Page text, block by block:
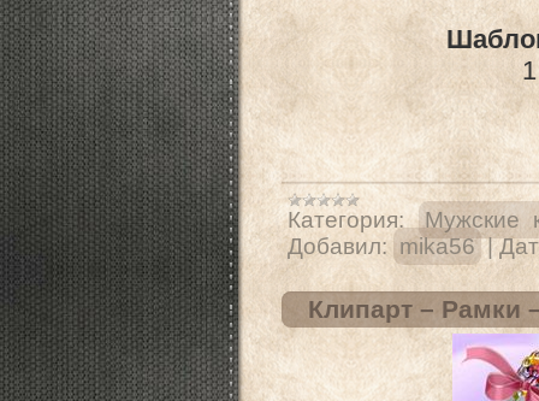
Категория:
Мужские
Добавил: mika56 |
Клипарт – Рамки